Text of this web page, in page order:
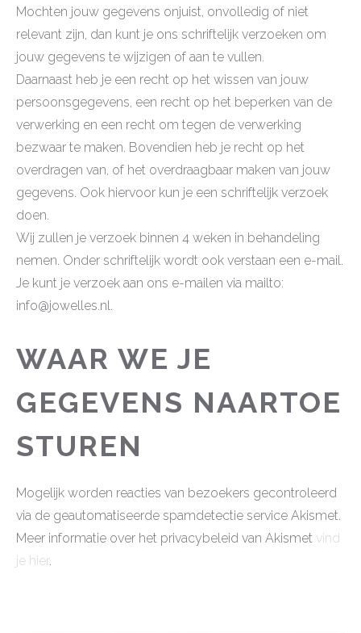
Mochten jouw gegevens onjuist, onvolledig of niet
relevant zijn, dan kunt je ons schriftelijk verzoeken om
jouw gegevens te wijzigen of aan te vullen.
Daarnaast heb je een recht op het wissen van jouw
persoonsgegevens, een recht op het beperken van de
verwerking en een recht om tegen de verwerking
bezwaar te maken. Bovendien heb je recht op het
overdragen van, of het overdraagbaar maken van jouw
gegevens. Ook hiervoor kun je een schriftelijk verzoek
doen.
Wij zullen je verzoek binnen 4 weken in behandeling
nemen. Onder schriftelijk wordt ook verstaan een e-mail.
Je kunt je verzoek aan ons e-mailen via mailto:
info@jowelles.nl.
WAAR WE JE
GEGEVENS NAARTOE
STUREN
Mogelijk worden reacties van bezoekers gecontroleerd
via de geautomatiseerde spamdetectie service Akismet.
Meer informatie over het privacybeleid van Akismet vind
je hier.